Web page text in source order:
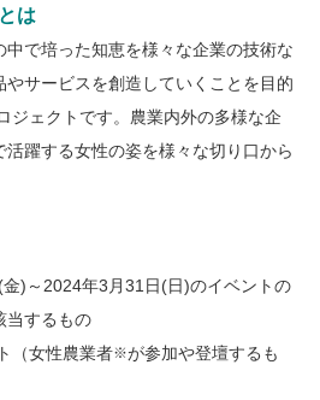
は
で培った知恵を様々な企業の技術な
やサービスを創造していくことを目的
ジェクトです。農業内外の多様な企
躍する女性の姿を様々な切り口から
)～2024年3月31日(日)のイベントの
当するもの
（女性農業者※が参加や登壇するも